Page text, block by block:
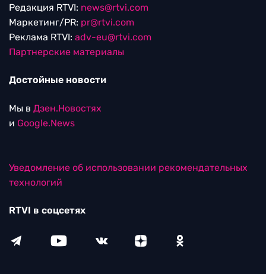
Редакция RTVI: news@rtvi.com
Маркетинг/PR: pr@rtvi.com
Реклама RTVI: adv-eu@rtvi.com
Партнерские материалы
Достойные новости
Мы в Дзен.Новостях
и Google.News
Уведомление об использовании рекомендательных
технологий
RTVI в соцсетях